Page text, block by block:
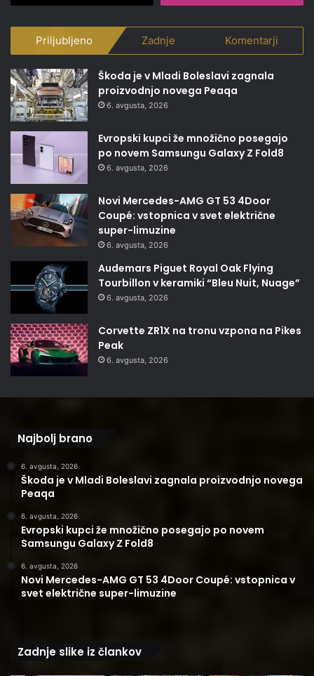
Priljubljeno Zadnje Komentarji
Škoda je v Mladi Boleslavi zagnala
proizvodnjo novega Peaqa
6. avgusta, 2026
Evropski kupci že množično posegajo
po novem Samsungu Galaxy Z Fold8
6. avgusta, 2026
Novi Mercedes-AMG GT 53 4Door
Coupé: vstopnica v svet električne
super-limuzine
6. avgusta, 2026
Audemars Piguet Royal Oak Flying
Tourbillon v keramiki “Bleu Nuit, Nuage”
6. avgusta, 2026
Corvette ZR1X na tronu vzpona na Pikes
Peak
6. avgusta, 2026
Najbolj brano
6. avgusta, 2026
Škoda je v Mladi Boleslavi zagnala proizvodnjo novega
Peaqa
6. avgusta, 2026
Evropski kupci že množično posegajo po novem
Samsungu Galaxy Z Fold8
6. avgusta, 2026
Novi Mercedes-AMG GT 53 4Door Coupé: vstopnica v
svet električne super-limuzine
Zadnje slike iz člankov